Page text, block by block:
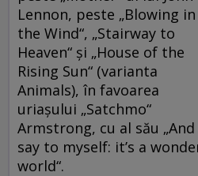
Lennon, peste „Blowing in
the Wind“, „Stairway to
Heaven“ şi „House of the
Rising Sun“ (varianta
Animals), în favoarea
uriaşului „Satchmo“
Armstrong, cu al său „And
say to myself: it’s a
world“.